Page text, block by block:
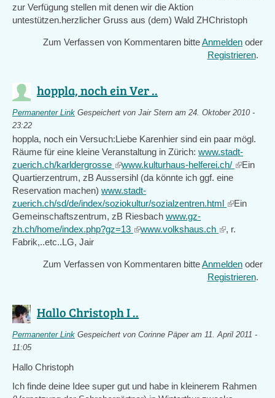
zur Verfügung stellen mit denen wir die Aktion
untestützen.herzlicher Gruss aus (dem) Wald ZHChristoph
Zum Verfassen von Kommentaren bitteAnmelden oder
Registrieren.
hoppla, noch ein Ver ..
Permanenter Link Gespeichert von Jair Stern am 24. Oktober 2010 -
23:22
hoppla, noch ein Versuch:Liebe Karenhier sind ein paar mögl.
Räume für eine kleine Veranstaltung in Zürich: www.stadt-
zuerich.ch/karldergrosse (link
is
external)
www.kulturhaus-helferei.ch/ (link
Ein
Quartierzentrum, zB Aussersihl (da könnte ich ggf. eine
Reservation machen) www.stadt-
zuerich.ch/sd/de/index/soziokultur/sozialzentren.html (link
external)
Ein
Gemeinschaftszentrum, zB Riesbach www.gz-
zh.ch/home/index.php?gz=13 (link
www.volkshaus.ch (link
, r.
Fabrik,..etc..LG, Jair
Zum Verfassen von Kommentaren bitteAnmelden oder
Registrieren.
Hallo Christoph I ..
Permanenter Link Gespeichert von Corinne Päperam 11. April 2011 -
11:05
Hallo Christoph
Ich finde deine Idee super gut und habe in kleinerem Rahmen